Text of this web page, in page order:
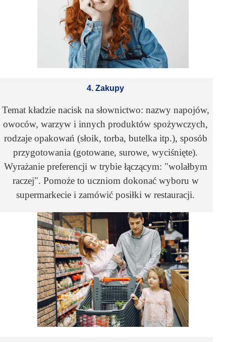
4. Zakupy
Temat kładzie nacisk na słownictwo: nazwy napojów,
owoców, warzyw i innych produktów spożywczych,
rodzaje opakowań (słoik, torba, butelka itp.), sposób
przygotowania (gotowane, surowe, wyciśnięte).
Wyrażanie preferencji w trybie łączącym: "wolałbym
raczej". Pomoże to uczniom dokonać wyboru w
supermarkecie i zamówić posiłki w restauracji.